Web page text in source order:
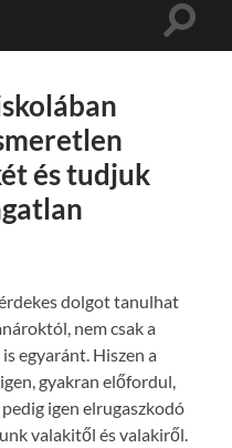
Toggle
és tudjuk
dolgot tanulhat
nem csak a
egyaránt. Hiszen a
gyakran előfordul,
igen elrugaszkodó
valakitől és valakiről.